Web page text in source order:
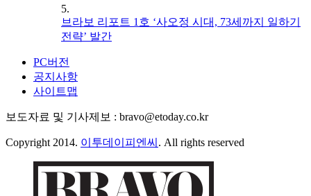
5.
브라보 리포트 1호 ‘사오정 시대, 73세까지 일하기
전략’ 발간
PC버전
공지사항
사이트맵
보도자료 및 기사제보 : bravo@etoday.co.kr
Copyright 2014. 이투데이피엔씨 . All rights reserved